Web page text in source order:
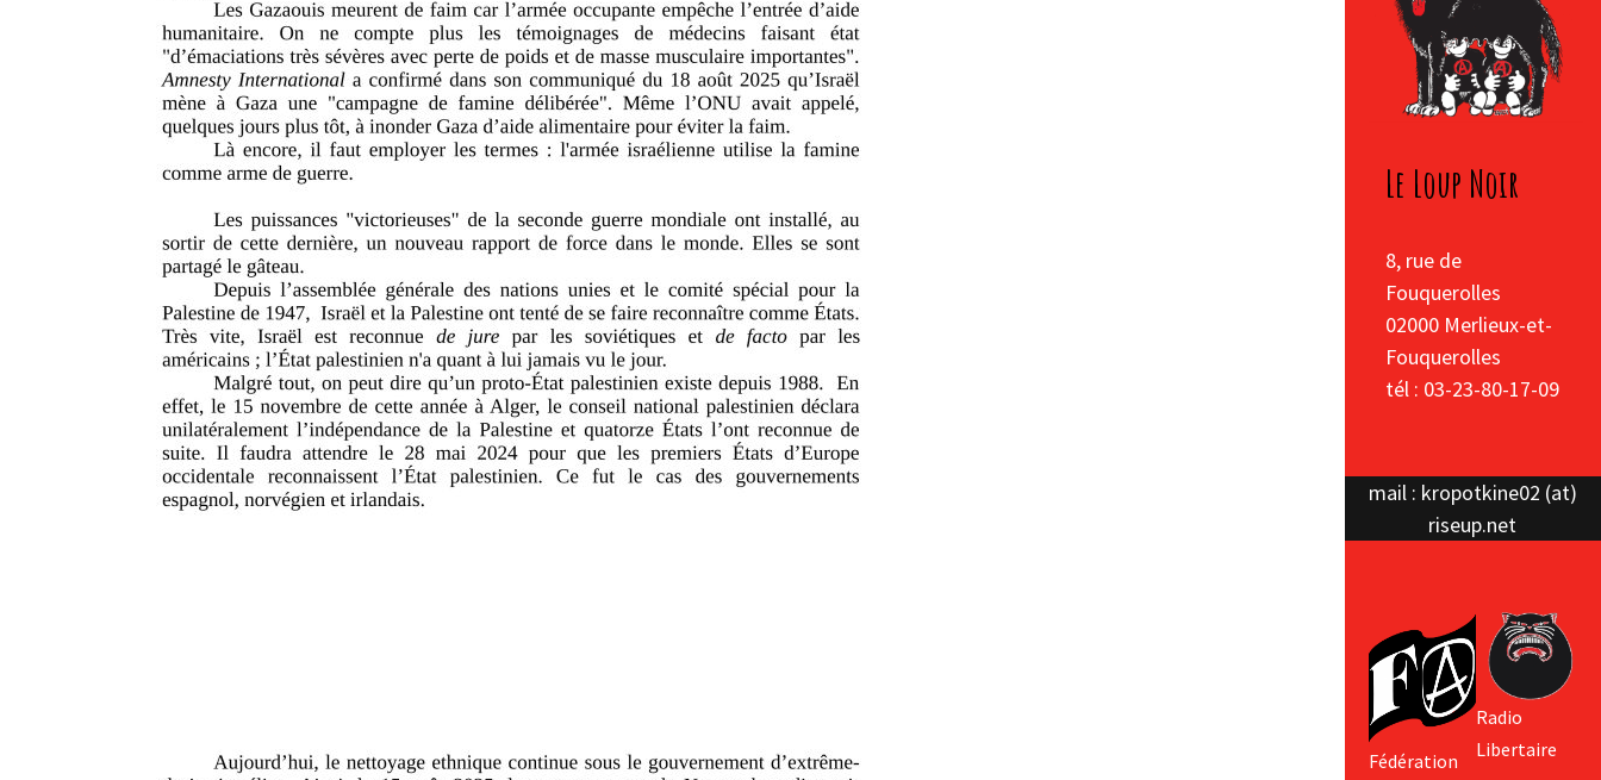
Le Loup Noir
8, rue de
Fouquerolles
02000 Merlieux-et-
Fouquerolles
tél : 03-23-80-17-09
mail : kropotkine02 (at)
riseup.net
Fédération
Radio
Libertaire